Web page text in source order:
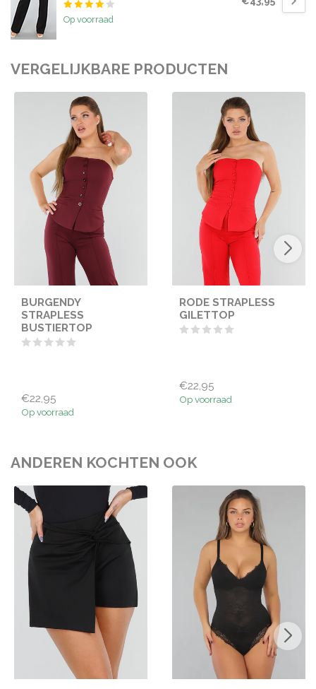
Op voorraad
VERGELIJKBARE PRODUCTEN
BURGENDY
STRAPLESS
BUSTIERTOP
€22,95
Op voorraad
RODE STRAPLESS
GILETTOP
€22,95
Op voorraad
ANDEREN KOCHTEN OOK